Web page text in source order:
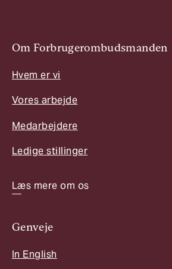
Om Forbrugerombudsmanden
Hvem er vi
Vores arbejde
Medarbejdere
Ledige stillinger
Læs mere om os
Genveje
In English